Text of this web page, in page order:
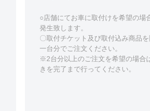
○店舗にてお車に取付けを希望の場
発生致します。
〇取付チケット及び取付込み商品
一台分でご注文ください。
※2台分以上のご注文を希望の場合
きを完了まで行ってください。